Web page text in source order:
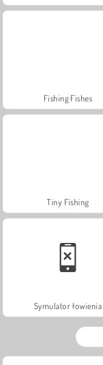
Fishing Fishes
Tiny Fishing
Symulator łowienia